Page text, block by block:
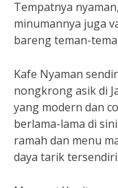
Tempatnya
minumannya juga
bareng teman-
Kafe Nyaman
nongkrong asik di
yang modern dan
berlama-lama di
ramah dan menu
daya tarik tersendiri.